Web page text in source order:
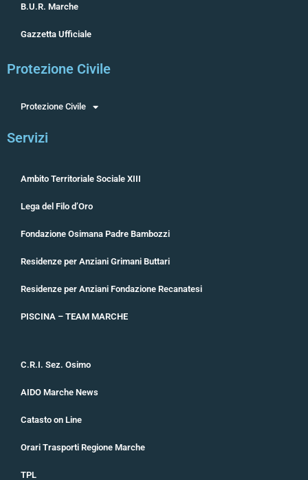
B.U.R. Marche
Gazzetta Ufficiale
Protezione Civile
Protezione Civile
Servizi
Ambito Territoriale Sociale XIII
Lega del Filo d’Oro
Fondazione Osimana Padre Bambozzi
Residenze per Anziani Grimani Buttari
Residenze per Anziani Fondazione Recanatesi
PISCINA – TEAM MARCHE
C.R.I. Sez. Osimo
AIDO Marche News
Catasto on Line
Orari Trasporti Regione Marche
TPL